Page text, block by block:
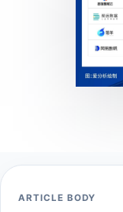
ARTICLE BODY